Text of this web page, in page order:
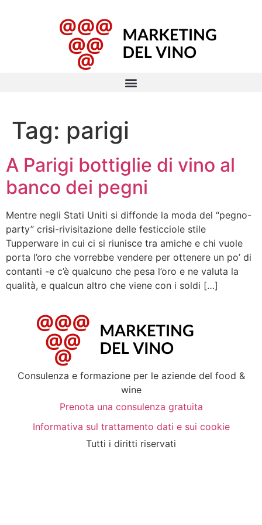
Tag: parigi
A Parigi bottiglie di vino al
banco dei pegni
Mentre negli Stati Uniti si diffonde la moda del “pegno-
party” crisi-rivisitazione delle festicciole stile
Tupperware in cui ci si riunisce tra amiche e chi vuole
porta l’oro che vorrebbe vendere per ottenere un po’ di
contanti -e c’è qualcuno che pesa l’oro e ne valuta la
qualità, e qualcun altro che viene con i soldi […]
Consulenza e formazione per le aziende del food &
wine
Prenota una consulenza gratuita
Informativa sul trattamento dati e sui cookie
Tutti i diritti riservati